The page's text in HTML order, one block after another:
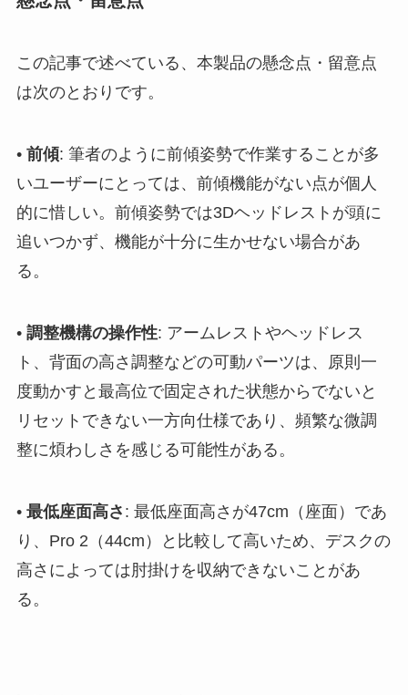
この記事で述べている、本製品の懸念点・留意点
は次のとおりです。
• 前傾: 筆者のように前傾姿勢で作業することが多
いユーザーにとっては、前傾機能がない点が個人
的に惜しい。前傾姿勢では3Dヘッドレストが頭に
追いつかず、機能が十分に生かせない場合があ
る。
• 調整機構の操作性: アームレストやヘッドレス
ト、背面の高さ調整などの可動パーツは、原則一
度動かすと最高位で固定された状態からでないと
リセットできない一方向仕様であり、頻繁な微調
整に煩わしさを感じる可能性がある。
• 最低座面高さ : 最低座面高さが47cm（座面）であ
り、Pro 2（44cm）と比較して高いため、デスクの
高さによっては肘掛けを収納できないことがあ
る。